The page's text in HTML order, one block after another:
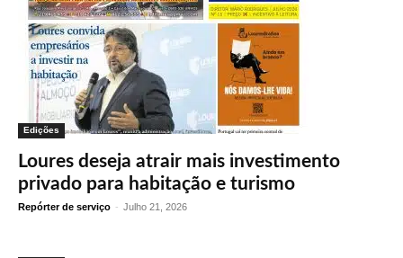
Edições
Loures deseja atrair mais investimento
privado para habitação e turismo
Repórter de serviço - Julho 21, 2026